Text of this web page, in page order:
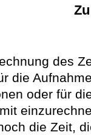
des
die
oder für
die Zeit,